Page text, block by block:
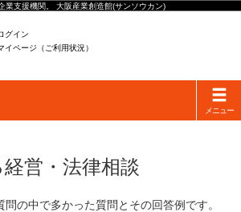
業支援機関。 大阪産業創造館(サンソウカン)
グイン
イページ（ご利用状況）
Toggle
メニュー
営・法律相談
の中で多かった質問とその回答例です。